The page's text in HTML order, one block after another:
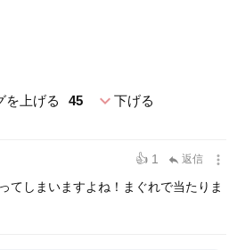
を上げる 45 expand_more下げる
👍 1 reply 返信 more_vert
てしまいますよね！まぐれで当たりま